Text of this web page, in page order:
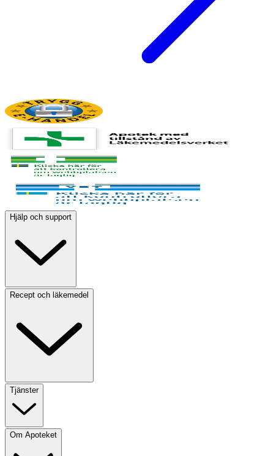
Hjälp och support
Recept och läkemedel
Tjänster
Om Apoteket